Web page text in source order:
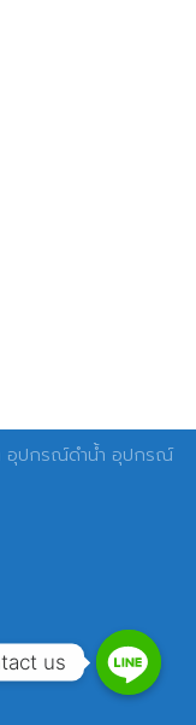
อุปกรณ์ดำน้ำ อุปกรณ์
us